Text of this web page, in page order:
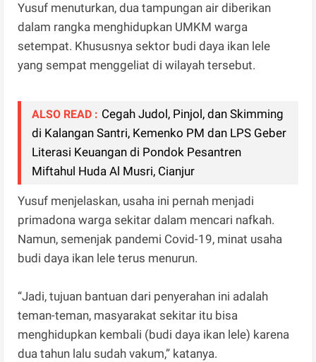
Yusuf menuturkan, dua tampungan air diberikan
dalam rangka menghidupkan UMKM warga
setempat. Khususnya sektor budi daya ikan lele
yang sempat menggeliat di wilayah tersebut.
ALSO READ : Cegah Judol, Pinjol, dan Skimming
di Kalangan Santri, Kemenko PM dan LPS Geber
Literasi Keuangan di Pondok Pesantren
Miftahul Huda Al Musri, Cianjur
Yusuf menjelaskan, usaha ini pernah menjadi
primadona warga sekitar dalam mencari nafkah.
Namun, semenjak pandemi Covid-19, minat usaha
budi daya ikan lele terus menurun.
“Jadi, tujuan bantuan dari penyerahan ini adalah
teman-teman, masyarakat sekitar itu bisa
menghidupkan kembali (budi daya ikan lele) karena
dua tahun lalu sudah vakum,” katanya.